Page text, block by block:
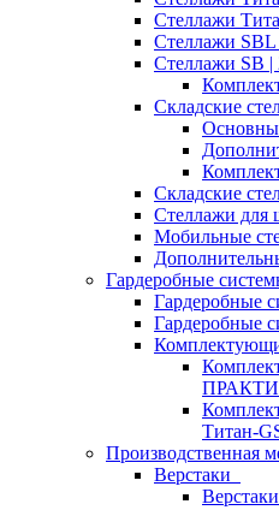
Стеллажи
Стеллажи SBL
Стеллажи SB |
Складские
Складские
Стеллажи для
Мобильные
Гардеробные
Гардеробные
Гардеробные
Титан-
Производственная
Верстаки